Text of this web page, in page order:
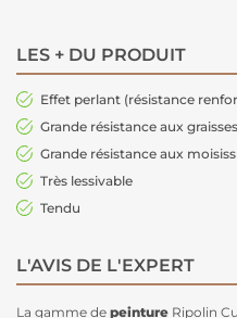
LES + DU PRODUIT
Effet perlant (résistance
Grande résistance aux graisses
Grande résistance aux
Très lessivable
Tendu
L'AVIS DE L'EXPERT
La gamme de peinture Ripolin